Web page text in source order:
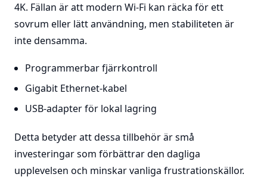
4K. Fällan är att modern Wi-Fi kan räcka för ett
sovrum eller lätt användning, men stabiliteten är
inte densamma.
Programmerbar fjärrkontroll
Gigabit Ethernet-kabel
USB-adapter för lokal lagring
Detta betyder att dessa tillbehör är små
investeringar som förbättrar den dagliga
upplevelsen och minskar vanliga frustrationskällor.